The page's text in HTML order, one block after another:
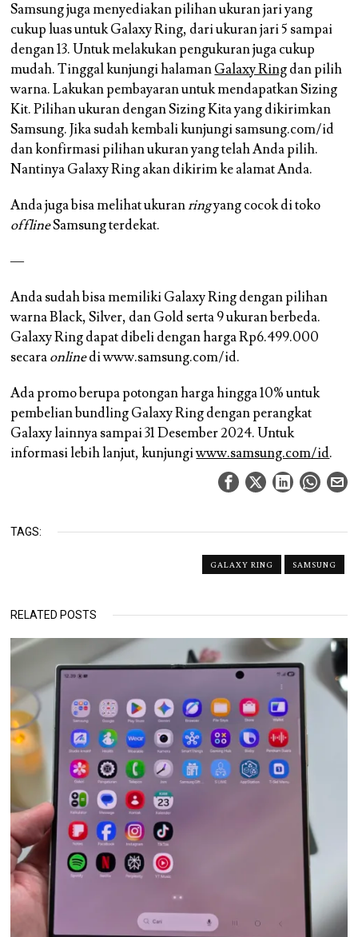
Samsung juga menyediakan pilihan ukuran jari yang
cukup luas untuk Galaxy Ring, dari ukuran jari 5 sampai
dengan 13. Untuk melakukan pengukuran juga cukup
mudah. Tinggal kunjungi halamanGalaxy Ringdan pilih
warna. Lakukan pembayaran untuk mendapatkan Sizing
Kit. Pilihan ukuran dengan Sizing Kita yang dikirimkan
Samsung. Jika sudah kembali kunjungi samsung.com/id
dan konfirmasi pilihan ukuran yang telah Anda pilih.
Nantinya Galaxy Ring akan dikirim ke alamat Anda.
Anda juga bisa melihat ukuranringyang cocok di toko
offlineSamsung terdekat.
—
Anda sudah bisa memiliki Galaxy Ring dengan pilihan
warna Black, Silver, dan Gold serta 9 ukuran berbeda.
Galaxy Ring dapat dibeli dengan harga Rp6.499.000
secaraonlinediwww.samsung.com/id.
Ada promo berupa potongan harga hingga 10% untuk
pembelian bundling Galaxy Ring dengan perangkat
Galaxy lainnya sampai 31 Desember 2024. Untuk
informasi lebih lanjut, kunjungiwww.samsung.com/id.
TAGS:
GALAXY RING SAMSUNG
RELATED POSTS